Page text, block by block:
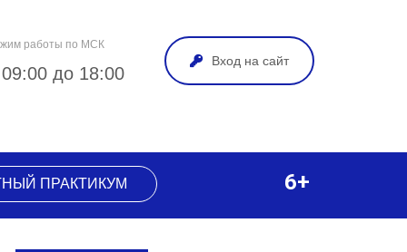
работы по МСК
до 18:00
Вход на сайт
ПРАКТИКУМ 6+